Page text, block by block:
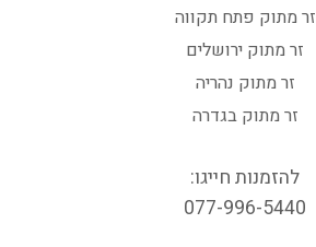
זר מתוק פתח תקווה
זר מתוק ירושלים
זר מתוק נהריה
זר מתוק בגדרה
להזמנות חייגו:
077-996-5440